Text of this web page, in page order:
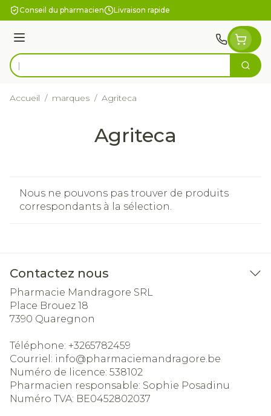
Aller au contenu
Conseil du pharmacien Livraison rapide
Menu
Rechercher
Accueil / marques / Agriteca
Agriteca
Nous ne pouvons pas trouver de produits
correspondants à la sélection.
Contactez nous
Pharmacie Mandragore SRL
Place Brouez 18
7390 Quaregnon
Téléphone: +3265782459
Courriel: info@pharmaciemandragore.be
Numéro de licence: 538102
Pharmacien responsable: Sophie Posadinu
Numéro TVA: BE0452802037